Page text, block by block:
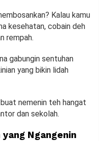
Kalau kamu
kesehatan, cobain deh
rempah.
gabungin sentuhan
yang bikin lidah
nemenin teh hangat
dan sekolah.
Ngangenin